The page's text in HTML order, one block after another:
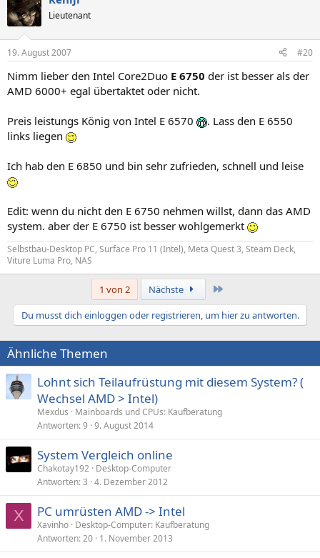
Lieutenant
19. August 2007 #20
Nimm lieber den Intel Core2Duo E 6750 der ist besser als der
AMD 6000+ egal übertaktet oder nicht.
Preis leistungs König von Intel E 6570
. Lass den E 6550
links liegen
Ich hab den E 6850 und bin sehr zufrieden, schnell und leise
Edit: wenn du nicht den E 6750 nehmen willst, dann das AMD
system. aber der E 6750 ist besser wohlgemerkt
Selbstbau-Desktop PC, Surface Pro 11 (Intel), Meta Quest 3, Steam Deck,
Viture Luma Pro, NAS
1 von 2 Nächste
Du musst dich einloggen oder registrieren, um hier zu antworten.
Ähnliche Themen
Lohnt sich Teilaufrüstung mit diesem System? (
Wechsel AMD > Intel)
Mexdus
Mainboards und CPUs: Kaufberatung
Antworten 9 9. August 2014
System Vergleich online
Chakotay192 Desktop-Computer
Antworten 3 4. Dezember 2012
X PC umrüsten AMD -> Intel
Xavinho Desktop-Computer: Kaufberatung
Antworten 20 1. November 2013